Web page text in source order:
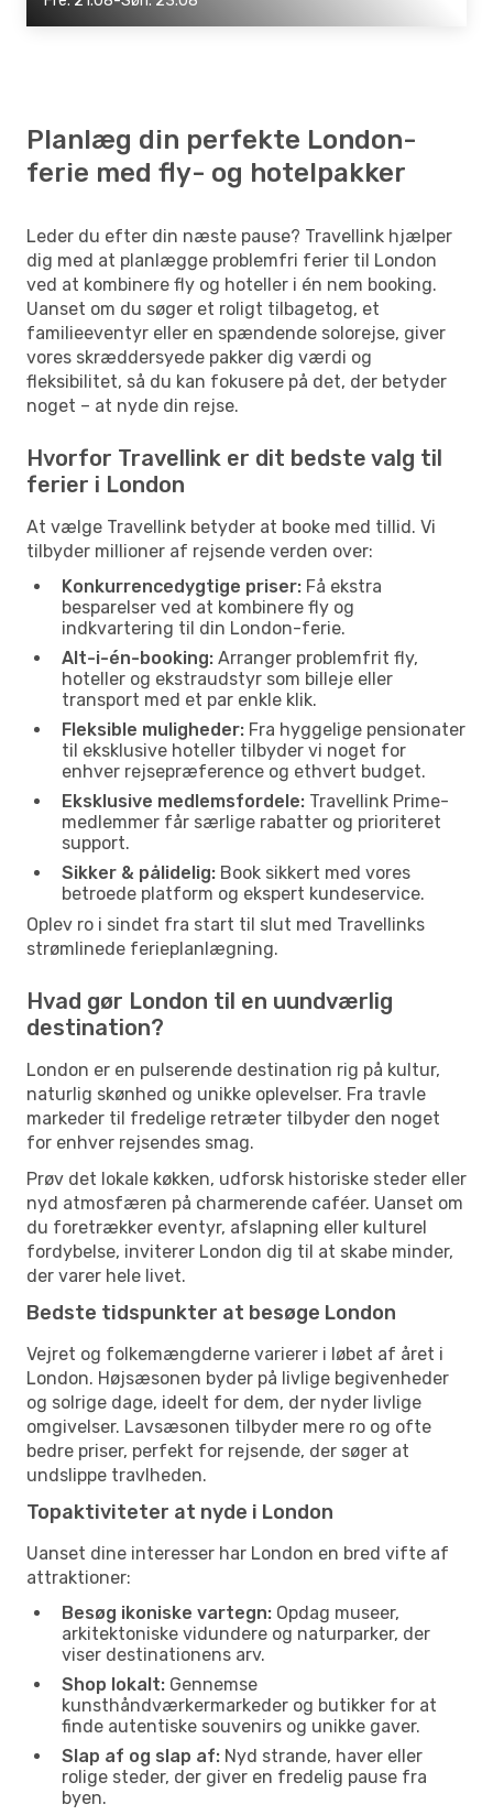
Planlæg din perfekte London-
ferie med fly- og hotelpakker
Leder du efter din næste pause? Travellink hjælper
dig med at planlægge problemfri ferier til London
ved at kombinere fly og hoteller i én nem booking.
Uanset om du søger et roligt tilbagetog, et
familieeventyr eller en spændende solorejse, giver
vores skræddersyede pakker dig værdi og
fleksibilitet, så du kan fokusere på det, der betyder
noget – at nyde din rejse.
Hvorfor Travellink er dit bedste valg til
ferier i London
At vælge Travellink betyder at booke med tillid. Vi
tilbyder millioner af rejsende verden over:
Konkurrencedygtige priser: Få ekstra
besparelser ved at kombinere fly og
indkvartering til din London-ferie.
Alt-i-én-booking: Arranger problemfrit fly,
hoteller og ekstraudstyr som billeje eller
transport med et par enkle klik.
Fleksible muligheder: Fra hyggelige pensionater
til eksklusive hoteller tilbyder vi noget for
enhver rejsepræference og ethvert budget.
Eksklusive medlemsfordele: Travellink Prime-
medlemmer får særlige rabatter og prioriteret
support.
Sikker & pålidelig: Book sikkert med vores
betroede platform og ekspert kundeservice.
Oplev ro i sindet fra start til slut med Travellinks
strømlinede ferieplanlægning.
Hvad gør London til en uundværlig
destination?
London er en pulserende destination rig på kultur,
naturlig skønhed og unikke oplevelser. Fra travle
markeder til fredelige retræter tilbyder den noget
for enhver rejsendes smag.
Prøv det lokale køkken, udforsk historiske steder eller
nyd atmosfæren på charmerende caféer. Uanset om
du foretrækker eventyr, afslapning eller kulturel
fordybelse, inviterer London dig til at skabe minder,
der varer hele livet.
Bedste tidspunkter at besøge London
Vejret og folkemængderne varierer i løbet af året i
London. Højsæsonen byder på livlige begivenheder
og solrige dage, ideelt for dem, der nyder livlige
omgivelser. Lavsæsonen tilbyder mere ro og ofte
bedre priser, perfekt for rejsende, der søger at
undslippe travlheden.
Topaktiviteter at nyde i London
Uanset dine interesser har London en bred vifte af
attraktioner:
Besøg ikoniske vartegn: Opdag museer,
arkitektoniske vidundere og naturparker, der
viser destinationens arv.
Shop lokalt: Gennemse
kunsthåndværkermarkeder og butikker for at
finde autentiske souvenirs og unikke gaver.
Slap af og slap af: Nyd strande, haver eller
rolige steder, der giver en fredelig pause fra
byen.